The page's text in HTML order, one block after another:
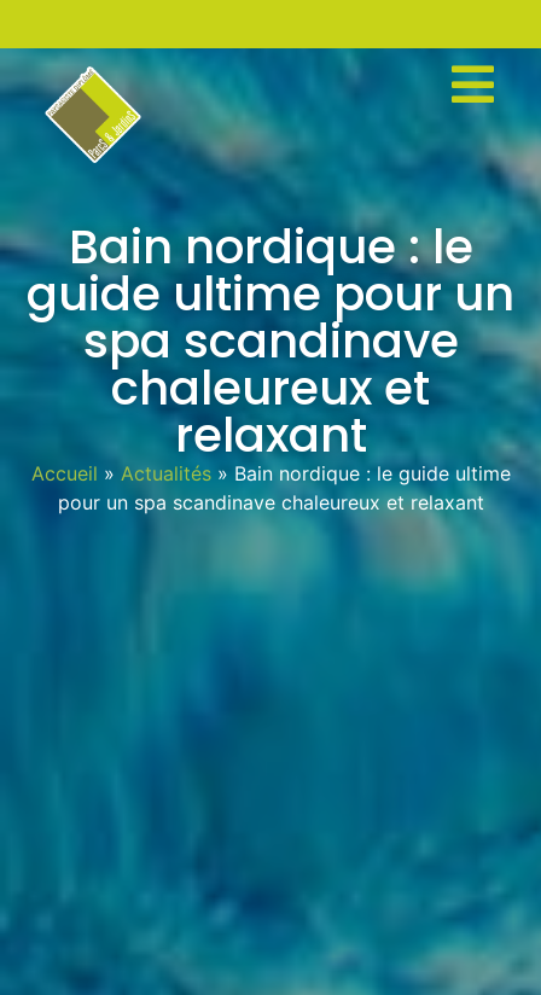
Bain nordique : le
guide ultime pour un
spa scandinave
chaleureux et
relaxant
Accueil » Actualités » Bain nordique : le guide ultime
pour un spa scandinave chaleureux et relaxant